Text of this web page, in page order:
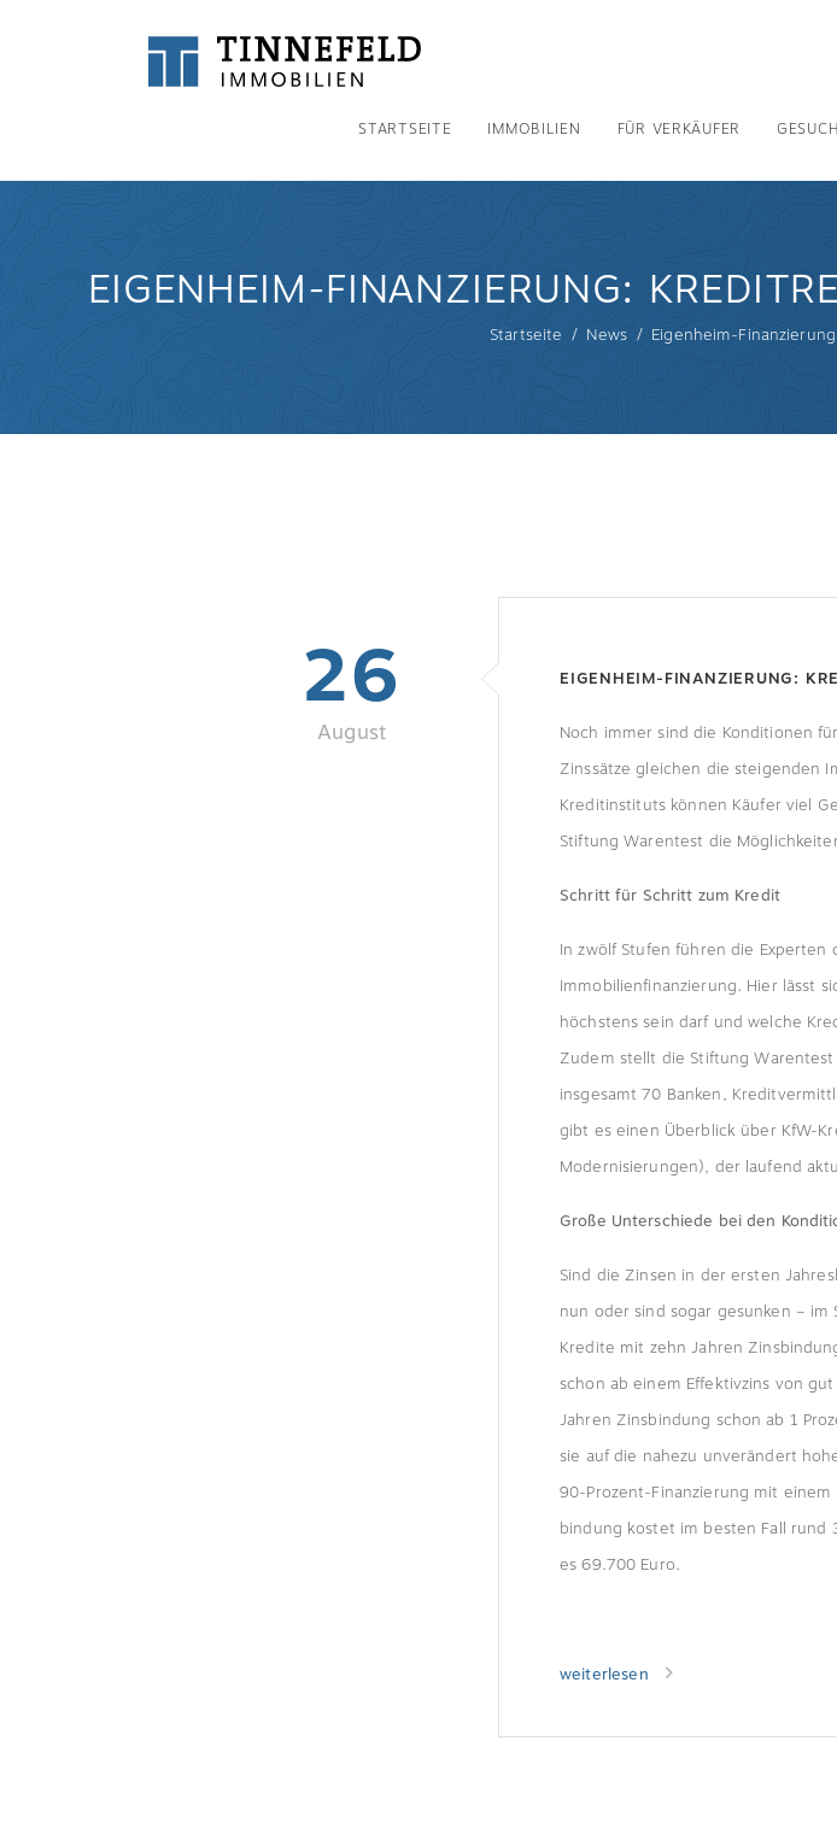
STARTSEITE IMMOBILIEN FÜR VERKÄUFER
EIGENHEIM-FINANZIERUNG:
Startseite News Eigenheim-
26
August
EIGENHEIM-FINANZIERUNG:
Noch immer sind die Konditionen
Zinssätze gleichen die steigenden
Kreditinstituts können Käufer viel
Stiftung Warentest die
Schritt für Schritt zum Kredit
In zwölf Stufen führen die
Immobilien­finanzierung. Hier lässt
höchstens sein darf und welche
Zudem stellt die Stiftung
insgesamt 70 Banken,
gibt es einen Über­blick über KfW-
Modernisierungen), der laufend
Große Unterschiede bei den
Sind die Zinsen in der ersten
nun oder sind sogar gesunken –
Kredite mit zehn Jahren
schon ab einem Effektivzins von
Jahren Zins­bindung schon ab 1
sie auf die nahezu unverändert
90-Prozent-Finanzierung mit
bindung kostet im besten Fall rund
es 69.700 Euro.
weiterlesen